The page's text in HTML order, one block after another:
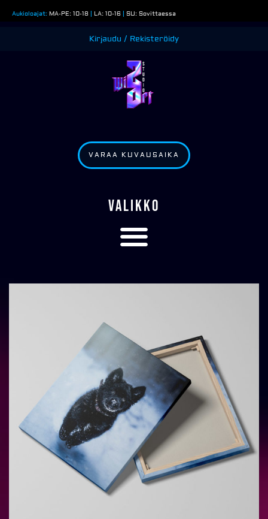
sisältöön
Aukioloajat: MA-PE: 10-18 | LA: 10-16 | SU: Sovittaessa
Kirjaudu / Rekisteröidy
VARAA KUVAUSAIKA
VALIKKO